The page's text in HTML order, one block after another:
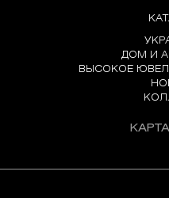
ДОМ И
ВЫСОКОЕ